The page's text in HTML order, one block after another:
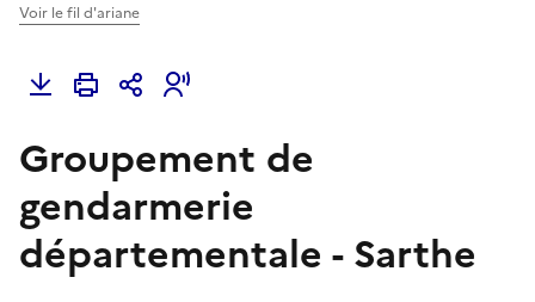
Voir le fil d'ariane
Groupement de
gendarmerie
départementale - Sarthe